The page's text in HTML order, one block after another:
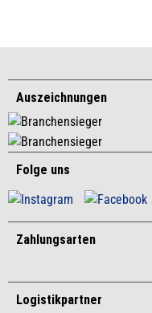
Auszeichnungen
Folge uns
Zahlungsarten
Logistikpartner